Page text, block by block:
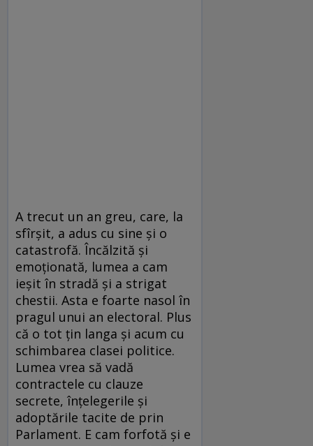
A trecut un an greu, care, la
sfîrșit, a adus cu sine și o
catastrofă. Încălzită și
emoționată, lumea a cam
ieșit în stradă și a strigat
chestii. Asta e foarte nasol în
pragul unui an electoral. Plus
că o tot țin langa și acum cu
schimbarea clasei politice.
Lumea vrea să vadă
contractele cu clauze
secrete, înțelegerile și
adoptările tacite de prin
Parlament. E cam forfotă și e